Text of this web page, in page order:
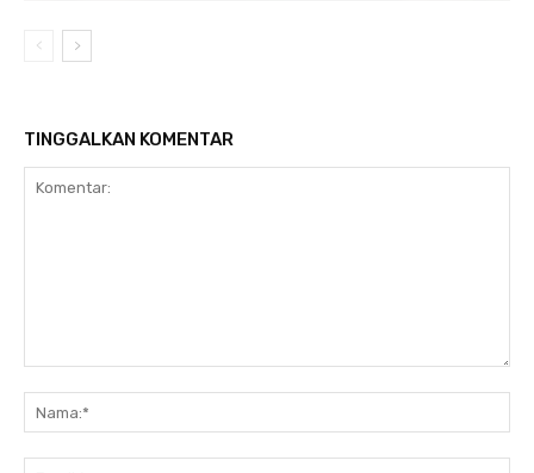
TINGGALKAN KOMENTAR